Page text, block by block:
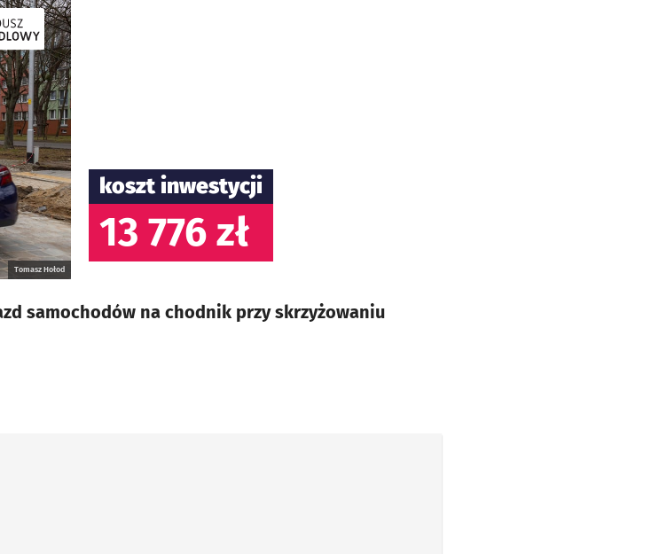
Tomasz Hołod
koszt inwestycji
13 776 zł
samochodów na chodnik przy skrzyżowaniu